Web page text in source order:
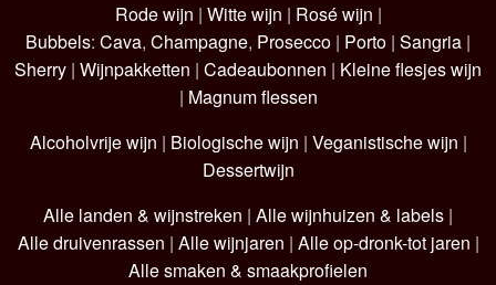
Rode wijn | Witte wijn | Rosé wijn |
Bubbels: Cava, Champagne, Prosecco | Porto | Sangria |
Sherry | Wijnpakketten | Cadeaubonnen | Kleine flesjes wijn
| Magnum flessen
Alcoholvrije wijn | Biologische wijn | Veganistische wijn |
Dessertwijn
Alle landen & wijnstreken | Alle wijnhuizen & labels |
Alle druivenrassen | Alle wijnjaren | Alle op-dronk-tot jaren |
Alle smaken & smaakprofielen